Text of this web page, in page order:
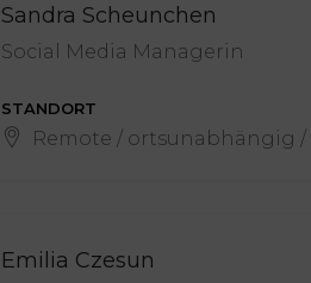
Sandra Scheunchen
Social Media Managerin
STANDORT
Remote / ortsunabhängig
Emilia Czesun